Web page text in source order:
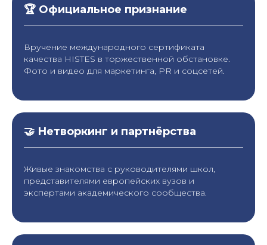
🏆 Официальное признание
Вручение международного сертификата
качества HISTES в торжественной обстановке.
Фото и видео для маркетинга, PR и соцсетей.
🤝 Нетворкинг и партнёрства
Живые знакомства с руководителями школ,
представителями европейских вузов и
экспертами академического сообщества.